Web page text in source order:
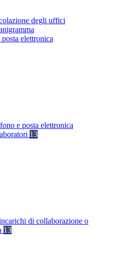
degli uffici
elettronica
e posta elettronica
13
di collaborazione o
13